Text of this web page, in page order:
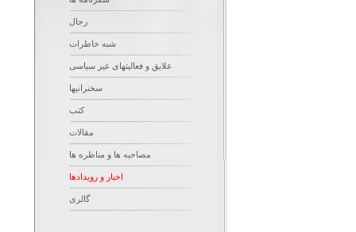
رجال
شبه خاطرات
علایق و فعالیتهای غیر سیاسی
سخنرانیها
کتب
مقالات
مصاحبه ها و مناظره ها
اخبار و رویدادها
گالری